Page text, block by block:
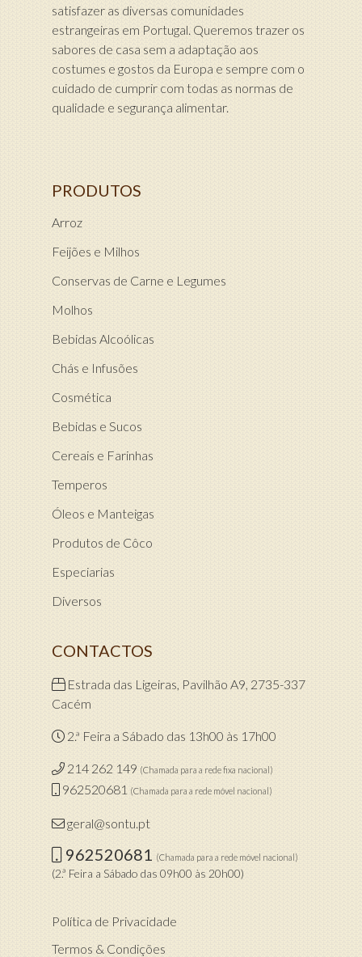
satisfazer as diversas comunidades
estrangeiras em Portugal. Queremos trazer os
sabores de casa sem a adaptação aos
costumes e gostos da Europa e sempre com o
cuidado de cumprir com todas as normas de
qualidade e segurança alimentar.
PRODUTOS
Arroz
Feijões e Milhos
Conservas de Carne e Legumes
Molhos
Bebidas Alcoólicas
Chás e Infusões
Cosmética
Bebidas e Sucos
Cereais e Farinhas
Temperos
Óleos e Manteigas
Produtos de Côco
Especiarias
Diversos
CONTACTOS
Estrada das Ligeiras, Pavilhão A9, 2735-337
Cacém
2.ª Feira a Sábado das 13h00 às 17h00
214 262 149 (Chamada para a rede fixa nacional)
962520681 (Chamada para a rede móvel nacional)
geral@sontu.pt
962520681 (Chamada para a rede móvel nacional)
(2.ª Feira a Sábado das 09h00 às 20h00)
Política de Privacidade
Termos & Condições